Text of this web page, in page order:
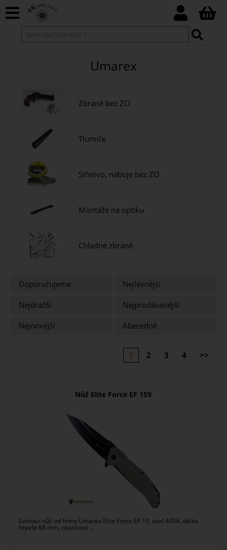
Umarex
Zbraně bez ZO
Tlumiče
Střelivo, náboje bez ZO
Montáže na optiku
Chladné zbraně
Doporučujeme.
Nejlevnější
Nejdražší
Nejprodávanější
Nejnovější
Abecedně
1 2 3 4 >>
Nůž Elite Force EF 159
Zavírací nůž od firmy Umarex Elite Force EF 19, ocel 440A, délka
čepele 88 mm, opaskový ...